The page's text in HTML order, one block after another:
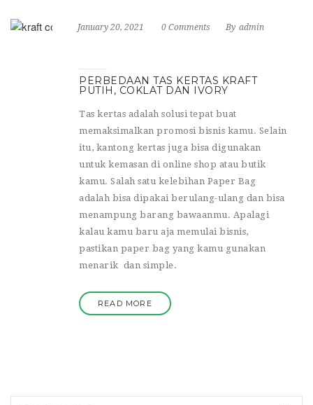
January 20, 2021 0 Comments By admin
PERBEDAAN TAS KERTAS KRAFT
PUTIH, COKLAT DAN IVORY
Tas kertas adalah solusi tepat buat
memaksimalkan promosi bisnis kamu. Selain
itu, kantong kertas juga bisa digunakan
untuk kemasan di online shop atau butik
kamu. Salah satu kelebihan Paper Bag
adalah bisa dipakai berulang-ulang dan bisa
menampung barang bawaanmu. Apalagi
kalau kamu baru aja memulai bisnis,
pastikan paper bag yang kamu gunakan
menarik dan simple.
READ MORE